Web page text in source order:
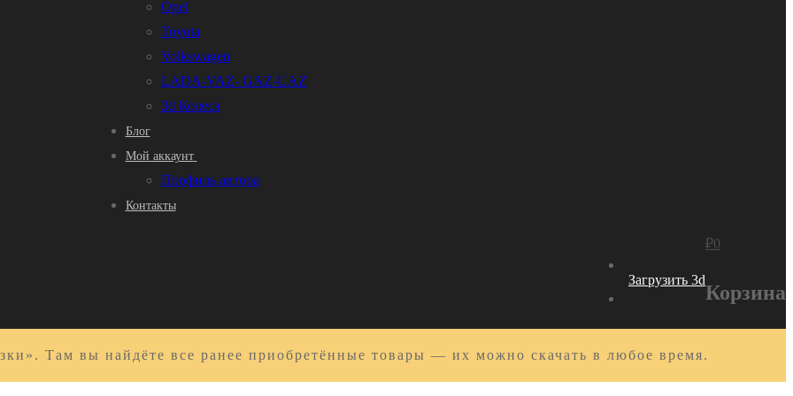
Opel
Toyota
Volkswagen
LADA-VAZ- GAZ-UAZ
3d Колеса
Блог
Мой аккаунт
Профиль автора
Контакты
Загрузить 3d
₽0
Корзина
Там вы найдёте все ранее приобретённые товары — их можно скачать в любое время.